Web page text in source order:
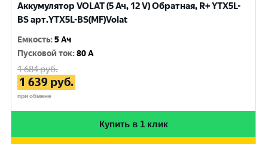
Аккумулятор VOLAT (5 Ач, 12 V) Обратная, R+ YTX5L-
BS арт.YTX5L-BS(MF)Volat
Емкость:5 Ач
Пусковой ток:80 A
1 684руб.
1 639 руб.
при обмене
Купить в 1 клик